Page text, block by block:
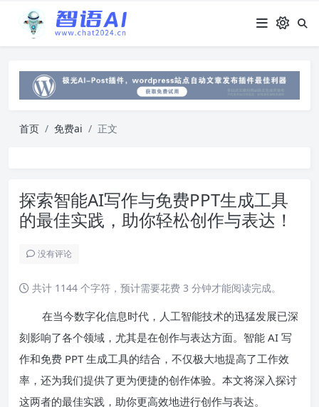
首页 免费ai 正文
探索智能AI写作与免费PPT生成工具
的最佳实践，助你轻松创作与表达！
没有评论
共计 1144 个字符，预计需要花费 3 分钟才能阅读完成。
在当今数字化信息时代，人工智能技术的迅猛发展已深
刻影响了各个领域，尤其是在创作与表达方面。智能 AI 写
作和免费 PPT 生成工具的结合，不仅极大地提高了工作效
率，还为我们提供了更为便捷的创作体验。本文将深入探讨
这两者的最佳实践，助你更高效地进行创作与表达。